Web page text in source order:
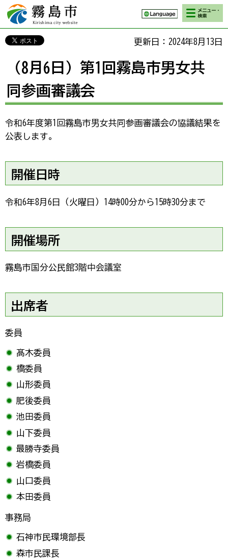
霧島市 Kirishima
city website
検索・メニ
ュー
更新日：2024年8月13日
（8月6日）第1回霧島市男女共
同参画審議会
令和6年度第1回霧島市男女共同参画審議会の協議結果を
公表します。
開催日時
令和6年8月6日（火曜日）14時00分から15時30分まで
開催場所
霧島市国分公民館3階中会議室
出席者
委員
髙木委員
橋委員
山形委員
肥後委員
池田委員
山下委員
最勝寺委員
岩橋委員
山口委員
本田委員
事務局
石神市民環境部長
森市民課長